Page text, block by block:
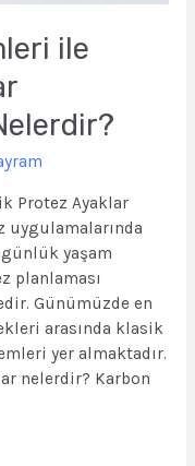
ile
Protez Ayaklar
uygulamalarında
yaşam
planlaması
Günümüzde en
arasında klasik
yer almaktadır.
nelerdir? Karbon